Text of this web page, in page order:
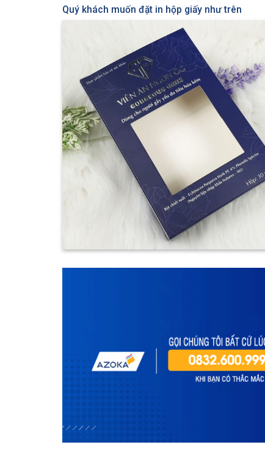
Quý khách muốn đặt in hộp giấy như trên